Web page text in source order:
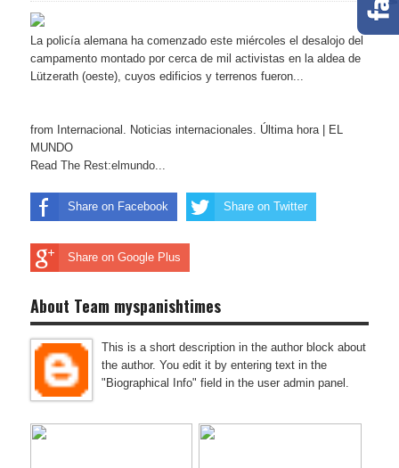
La policía alemana ha comenzado este miércoles el desalojo del
campamento montado por cerca de mil activistas en la aldea de
Lützerath (oeste), cuyos edificios y terrenos fueron...
from Internacional. Noticias internacionales. Última hora | EL
MUNDO
Read The Rest:elmundo...
Share on Facebook Share on Twitter
Share on Google Plus
About Team myspanishtimes
This is a short description in the author block about
the author. You edit it by entering text in the
"Biographical Info" field in the user admin panel.